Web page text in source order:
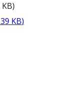
KB)
39 KB)